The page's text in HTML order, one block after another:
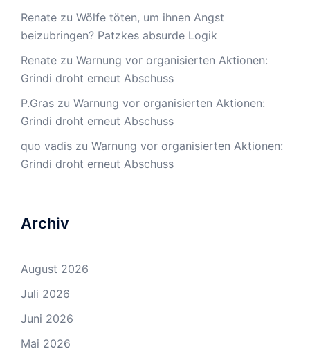
Renate zu Wölfe töten, um ihnen Angst
beizubringen? Patzkes absurde Logik
Renate zu Warnung vor organisierten Aktionen:
Grindi droht erneut Abschuss
P.Gras zu Warnung vor organisierten Aktionen:
Grindi droht erneut Abschuss
quo vadis zu Warnung vor organisierten Aktionen:
Grindi droht erneut Abschuss
Archiv
August 2026
Juli 2026
Juni 2026
Mai 2026